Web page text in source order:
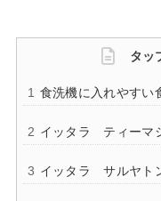
タッ
食洗機に入れやすい
イッタラ ティーマ
イッタラ サルヤト